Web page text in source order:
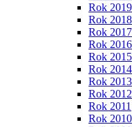
Rok 2019
Rok 2018
Rok 2017
Rok 2016
Rok 2015
Rok 2014
Rok 2013
Rok 2012
Rok 2011
Rok 2010